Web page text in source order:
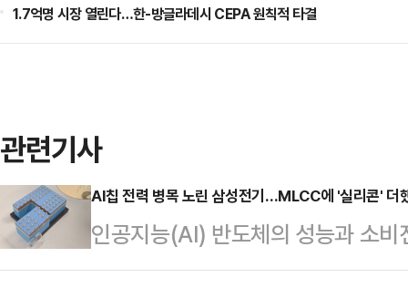
1.7억명 시장 열린다…한-방글라데시 CEPA 원칙적 타결
관련기사
AI칩 전력 병목 노린 삼성전기…MLCC에 '실리콘' 더
인공지능(AI) 반도체의 성능과 소
층세라믹캐패시터(MLCC)에 실리